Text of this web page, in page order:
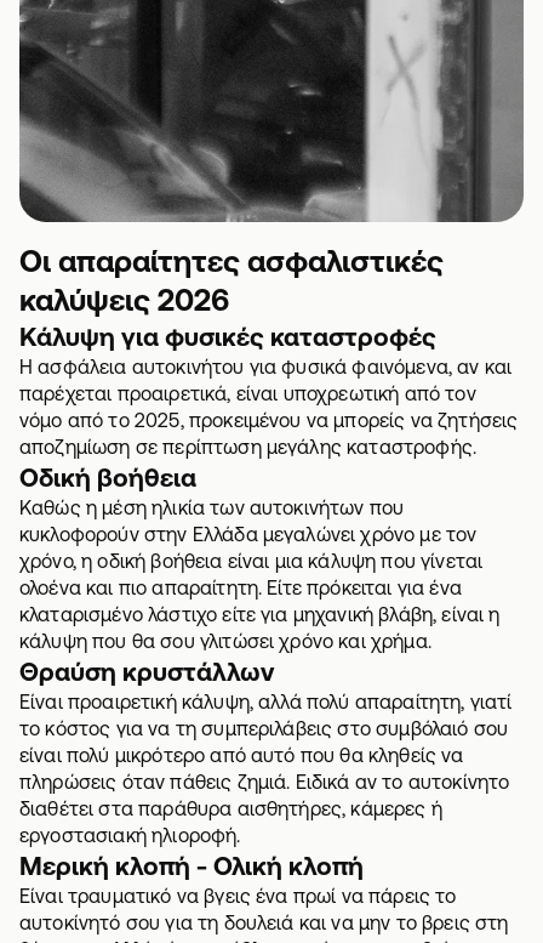
Οι απαραίτητες ασφαλιστικές
καλύψεις 2026
Κάλυψη για φυσικές καταστροφές
Ηασφάλεια αυτοκινήτου για φυσικά φαινόμενα, αν και
παρέχεται προαιρετικά, είναι υποχρεωτική από τον
νόμο από το 2025, προκειμένου να μπορείς να ζητήσεις
αποζημίωση σε περίπτωση μεγάλης καταστροφής.
Οδική βοήθεια
Καθώς η μέση ηλικία των αυτοκινήτων που
κυκλοφορούν στην Ελλάδα μεγαλώνει χρόνο με τον
χρόνο, ηοδική βοήθεια είναι μια κάλυψη που γίνεται
ολοένα και πιο απαραίτητη. Είτε πρόκειται για ένα
κλαταρισμένο λάστιχο είτε για μηχανική βλάβη, είναι η
κάλυψη που θα σου γλιτώσει χρόνο και χρήμα.
Θραύση κρυστάλλων
Είναι προαιρετική κάλυψη, αλλά πολύ απαραίτητη, γιατί
το κόστος για να τη συμπεριλάβεις στο συμβόλαιό σου
είναι πολύ μικρότερο από αυτό που θα κληθείς να
πληρώσεις όταν πάθεις ζημιά. Ειδικά αν το αυτοκίνητο
διαθέτει στα παράθυρα αισθητήρες, κάμερες ή
εργοστασιακή ηλιοροφή.
Μερική κλοπή - Ολική κλοπή
Είναι τραυματικό να βγεις ένα πρωί να πάρεις το
αυτοκίνητό σου για τη δουλειά και να μην το βρεις στη